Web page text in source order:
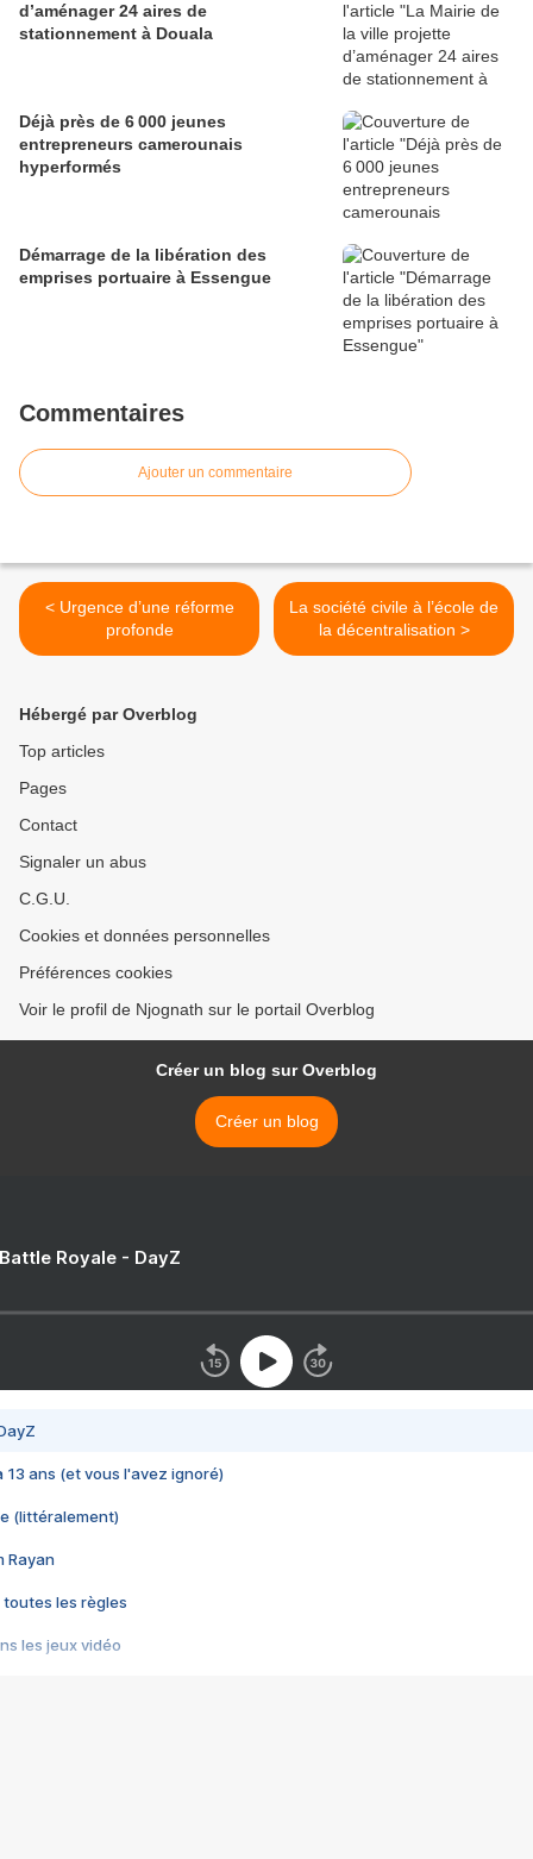
d’aménager 24 aires de
stationnement à Douala
Déjà près de 6 000 jeunes
entrepreneurs camerounais
hyperformés
Démarrage de la libération des
emprises portuaire à Essengue
Commentaires
Ajouter un commentaire
< Urgence d’une réforme
profonde
La société civile à l’école de
la décentralisation >
Hébergé par Overblog
Top articles
Pages
Contact
Signaler un abus
C.G.U.
Cookies et données personnelles
Préférences cookies
Voir le profil de Njognath sur le portail Overblog
Créer un blog sur Overblog
Créer un blog
Royale - DayZ
13 ans (et vous l'avez ignoré)
(littéralement)
Rayan
toutes les règles
les jeux vidéo